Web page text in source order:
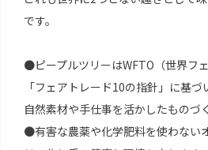
です。
●ピープルツリーはWFTO（世界フ
「フェアトレード10の指針」に基
自然素材や手仕事を活かしたものづ
●有害な農薬や化学肥料を使わない